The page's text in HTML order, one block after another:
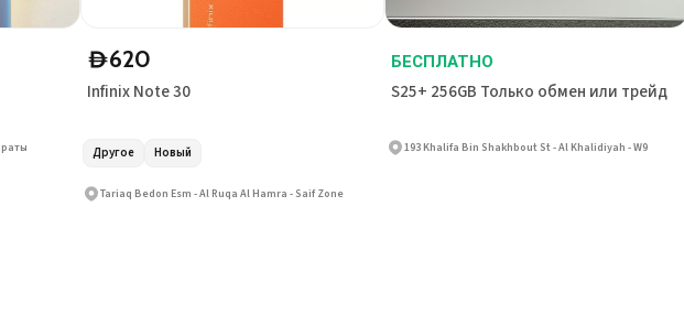
D620
Infinix Note 30
Другое Новый
Tariaq Bedon Esm - Al Ruqa Al Hamra - Saif Zone
БЕСПЛАТНО
S25+ 256GB Только обмен или трейд
193 Khalifa Bin Shakhbout St - Al Khalidiyah - W9